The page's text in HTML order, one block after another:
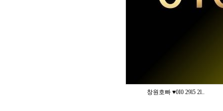
창원호빠 ♥️0I0 29l5 2l..